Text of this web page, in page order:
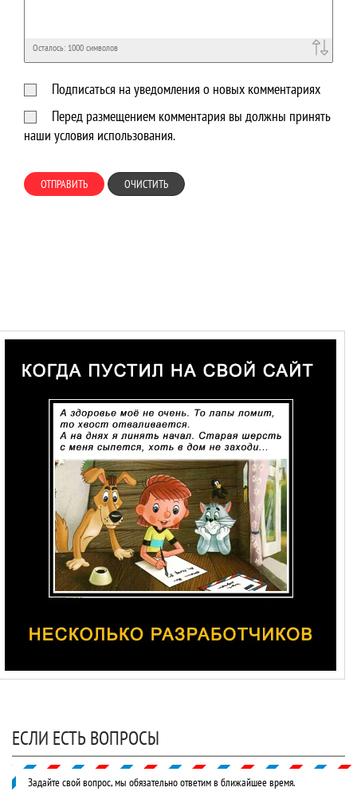
Осталось: 1000 символов
Подписаться на уведомления о новых комментариях
Перед размещением комментария вы должны принять
наши условия использования.
ОТПРАВИТЬ ОЧИСТИТЬ
ЕСЛИ ЕСТЬ ВОПРОСЫ
Задайте свой вопрос, мы обязательно ответим в ближайшее время.